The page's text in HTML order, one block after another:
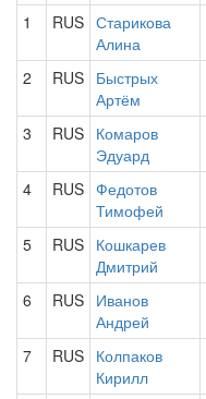
1
RUS Старикова
Алина
2 RUS Быстрых
Артём
3 RUS Комаров
Эдуард
4 RUS Федотов
Тимофей
5 RUS Кошкарев
Дмитрий
6 RUS Иванов
Андрей
7 RUS Колпаков
Кирилл